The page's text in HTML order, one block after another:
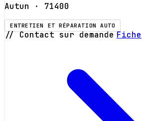
Autun · 71400
ENTRETIEN ET RÉPARATION AUTO
// Contact sur demande Fiche